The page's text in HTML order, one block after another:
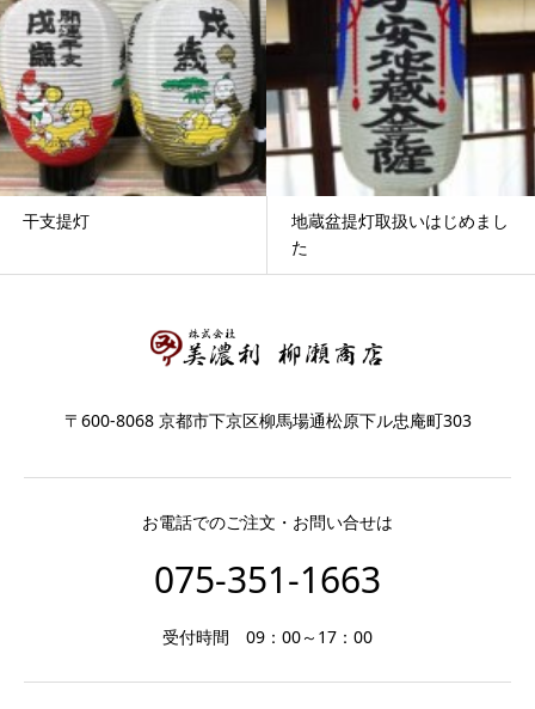
干支提灯
地蔵盆提灯取扱いはじめまし
た
〒600-8068 京都市下京区柳馬場通松原下ル忠庵町303
お電話でのご注文・お問い合せは
075-351-1663
受付時間 09：00～17：00